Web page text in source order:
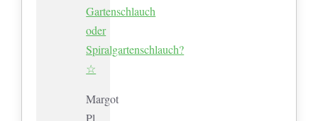
Gartenschlauch
oder
Spiralgartenschlauch?
☆
Margot
Pl.